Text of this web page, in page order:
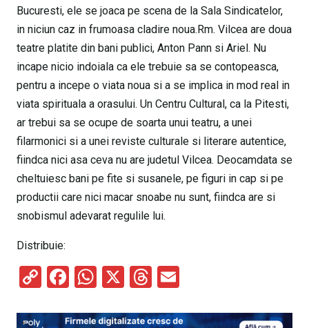
Bucuresti, ele se joaca pe scena de la Sala Sindicatelor,
in niciun caz in frumoasa cladire noua.Rm. Vilcea are doua
teatre platite din bani publici, Anton Pann si Ariel. Nu
incape nicio indoiala ca ele trebuie sa se contopeasca,
pentru a incepe o viata noua si a se implica in mod real in
viata spirituala a orasului. Un Centru Cultural, ca la Pitesti,
ar trebui sa se ocupe de soarta unui teatru, a unei
filarmonici si a unei reviste culturale si literare autentice,
fiindca nici asa ceva nu are judetul Vilcea. Deocamdata se
cheltuiesc bani pe fite si susanele, pe figuri in cap si pe
productii care nici macar snoabe nu sunt, fiindca are si
snobismul adevarat regulile lui.
Distribuie:
C
py
F
ce
W
at
X
T
e
ail